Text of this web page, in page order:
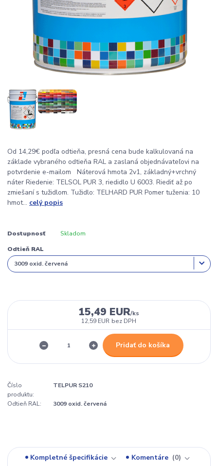
Od 14,29€ podľa odtieňa, presná cena bude kalkulovaná na
základe vybraného odtieňa RAL a zaslaná objednávateľovi na
potvrdenie e-mailom Náterová hmota 2v1, základný+vrchný
náter Riedenie: TELSOL PUR 3, riedidlo U 6003. Riediť až po
zmiešaní s tužidlom. Tužidlo: TELHARD PUR Pomer tuženia: 10
hmot... celý popis
Dostupnosť Skladom
Odtieň RAL
15,49 EUR/ks
12,59 EUR bez DPH
Pridať do košíka
Číslo
produktu:
TELPUR S210
Odtieň RAL: 3009 oxid. červená
Kompletné špecifikácie Komentáre 0